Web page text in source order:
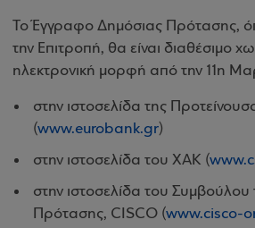
Το Έγγραφο Δημόσιας Πρότασης,
την Επιτροπή, θα είναι διαθέσιμο
ηλεκτρονική μορφή από την 11η
στην ιστοσελίδα της
(www.eurobank.gr)
στην ιστοσελίδα του ΧΑΚ (
στην ιστοσελίδα του Συμβούλου
Πρότασης, CISCO (www.cisco-